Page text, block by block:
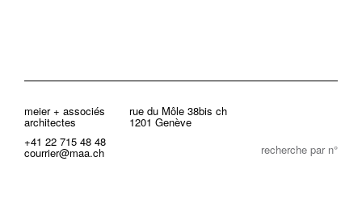
meier + associés
architectes
rue du Môle 38bis ch
1201 Genève
+41 22 715 48 48
courrier@maa.ch recherche par n°